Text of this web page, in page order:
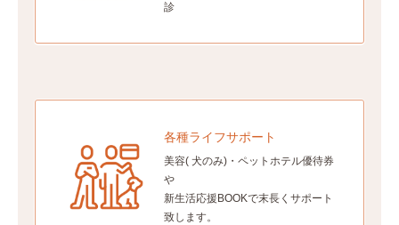
診
各種ライフサポート
美容( 犬のみ)・ペットホテル優待券
や
新生活応援BOOKで末長くサポート
致します。